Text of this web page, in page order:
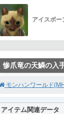
アイスボー
惨爪竜の天鱗の入
モンハンワールド
アイテム関連データ